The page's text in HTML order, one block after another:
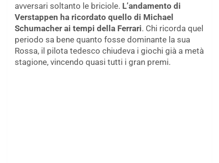
avversari soltanto le briciole. L’andamento di
Verstappen ha ricordato quello di Michael
Schumacher ai tempi della Ferrari. Chi ricorda quel
periodo sa bene quanto fosse dominante la sua
Rossa, il pilota tedesco chiudeva i giochi già a metà
stagione, vincendo quasi tutti i gran premi.